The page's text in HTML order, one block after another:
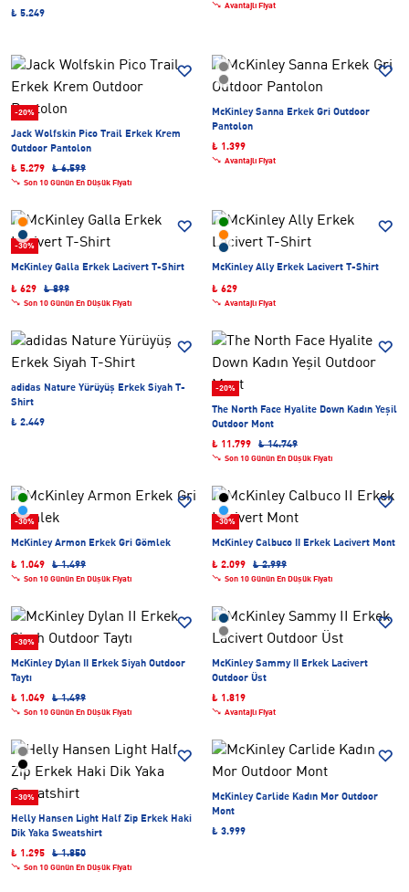
₺ 5.249
Avantajlı Fiyat
-20%
Jack Wolfskin Pico Trail Erkek Krem
Outdoor Pantolon
₺ 5.279
₺ 6.599
Son 10 Günün En Düşük Fiyatı
McKinley Sanna Erkek Gri Outdoor
Pantolon
₺ 1.399
Avantajlı Fiyat
-30%
McKinley Galla Erkek Lacivert T-Shirt
₺ 629 ₺ 899
Son 10 Günün En Düşük Fiyatı
McKinley Ally Erkek Lacivert T-Shirt
₺ 629
Avantajlı Fiyat
adidas Nature Yürüyüş Erkek Siyah T-
Shirt
₺ 2.449
-20%
The North Face Hyalite Down Kadın Yeşil
Outdoor Mont
₺ 11.799
₺ 14.749
Son 10 Günün En Düşük Fiyatı
-30%
McKinley Armon Erkek Gri Gömlek
₺ 1.049 ₺ 1.499
Son 10 Günün En Düşük Fiyatı
-30%
McKinley Calbuco II Erkek Lacivert Mont
₺ 2.099 ₺ 2.999
Son 10 Günün En Düşük Fiyatı
-30%
McKinley Dylan II Erkek Siyah Outdoor
Taytı
₺ 1.049
₺ 1.499
Son 10 Günün En Düşük Fiyatı
McKinley Sammy II Erkek Lacivert
Outdoor Üst
₺ 1.819
Avantajlı Fiyat
-30%
Helly Hansen Light Half Zip Erkek Haki
Dik Yaka Sweatshirt
₺ 1.295
₺ 1.850
Son 10 Günün En Düşük Fiyatı
McKinley Carlide Kadın Mor Outdoor
Mont
₺ 3.999